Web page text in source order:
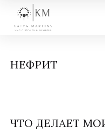
НЕФРИТ
ЧТО ДЕЛАЕТ